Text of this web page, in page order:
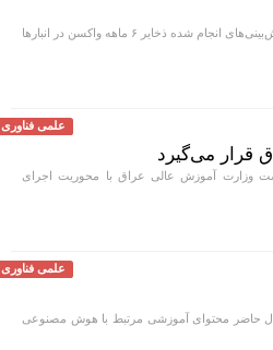
معاون بهداشت وزارت بهداشت گفت: در حال حاضر با پیش‌بینی‌های انجام شده ذخایر ۶ ماهه واکسن در انبار‌ها
علمی فناوری
قرار می‌گیرد
وزارت آموزش عالی عراق با محوریت اجرای
علمی فناوری
حاضر محتوای آموزشی مرتبط با هوش مصنوعی